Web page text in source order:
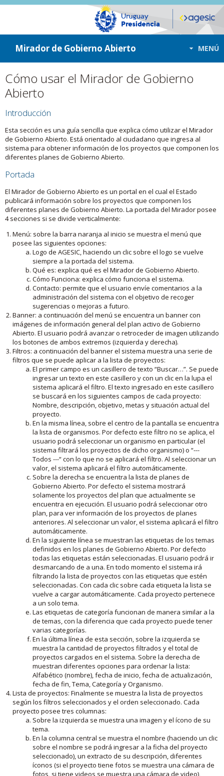
ir a contenido
ir al menú
Mirador de Gobierno Abierto MENÚ
Cómo usar el Mirador de Gobierno
Abierto
Introducción
Esta sección es una guía sencilla que explica cómo utilizar el Mirador
de Gobierno Abierto. Está orientado al ciudadano que ingresa al
sistema para obtener información de los proyectos que componen los
diferentes planes de Gobierno Abierto.
Portada
El Mirador de Gobierno Abierto es un portal en el cual el Estado
publicará información sobre los proyectos que componen los
diferentes planes de Gobierno Abierto. La portada del Mirador posee
4 secciones si se divide verticalmente:
Menú: sobre la barra naranja al inicio se muestra el menú que
posee las siguientes opciones:
Logo de AGESIC, haciendo un clic sobre el logo se vuelve
siempre a la portada del sistema.
Qué es: explica qué es el Mirador de Gobierno Abierto.
Cómo Funciona: explica cómo funciona el sistema.
Contacto: permite que el usuario envíe comentarios a la
administración del sistema con el objetivo de recoger
sugerencias o mejoras a futuro.
Banner: a continuación del menú se encuentra un banner con
imágenes de información general del plan activo de Gobierno
Abierto. El usuario podrá avanzar o retroceder de imagen utilizando
los botones de ambos extremos (izquierda y derecha).
Filtros: a continuación del banner el sistema muestra una serie de
filtros que se puede aplicar a la lista de proyectos:
El primer campo es un casillero de texto “Buscar…”. Se puede
ingresar un texto en este casillero y con un clic en la lupa el
sistema aplicará el filtro. El texto ingresado en este casillero
se buscará en los siguientes campos de cada proyecto:
Nombre, descripción, objetivo, metas y situación actual del
proyecto.
En la misma línea, sobre el centro de la pantalla se encuentra
la lista de organismos. Por defecto este filtro no se aplica, el
usuario podrá seleccionar un organismo en particular (el
sistema filtrará los proyectos de dicho organismo) o “---
Todos ---“ con lo que no se aplicará el filtro. Al seleccionar un
valor, el sistema aplicará el filtro automáticamente.
Sobre la derecha se encuentra la lista de planes de
Gobierno Abierto. Por defecto el sistema mostrará
solamente los proyectos del plan que actualmente se
encuentra en ejecución. El usuario podrá seleccionar otro
plan, para ver información de los proyectos de planes
anteriores. Al seleccionar un valor, el sistema aplicará el filtro
automáticamente.
En la siguiente línea se muestran las etiquetas de los temas
definidos en los planes de Gobierno Abierto. Por defecto
todas las etiquetas están seleccionadas. El usuario podrá ir
desmarcando de a una. En todo momento el sistema irá
filtrando la lista de proyectos con las etiquetas que estén
seleccionadas. Con cada clic sobre cada etiqueta la lista se
vuelve a cargar automáticamente. Cada proyecto pertenece
a un solo tema.
Las etiquetas de categoría funcionan de manera similar a la
de temas, con la diferencia que cada proyecto puede tener
varias categorías.
En la última línea de esta sección, sobre la izquierda se
muestra la cantidad de proyectos filtrados y el total de
proyectos cargados en el sistema. Sobre la derecha de
muestran diferentes opciones para ordenar la lista:
Alfabético (nombre), fecha de inicio, fecha de actualización,
fecha de fin, Tema, Categoría y Organismo.
Lista de proyectos: Finalmente se muestra la lista de proyectos
según los filtros seleccionados y el orden seleccionado. Cada
proyecto posee tres columnas:
Sobre la izquierda se muestra una imagen y el ícono de su
tema.
En la columna central se muestra el nombre (haciendo un clic
sobre el nombre se podrá ingresar a la ficha del proyecto
seleccionado), un extracto de su descripción, diferentes
íconos (si el proyecto tiene fotos se muestra una cámara de
fotos, si tiene videos se muestra una cámara de video),